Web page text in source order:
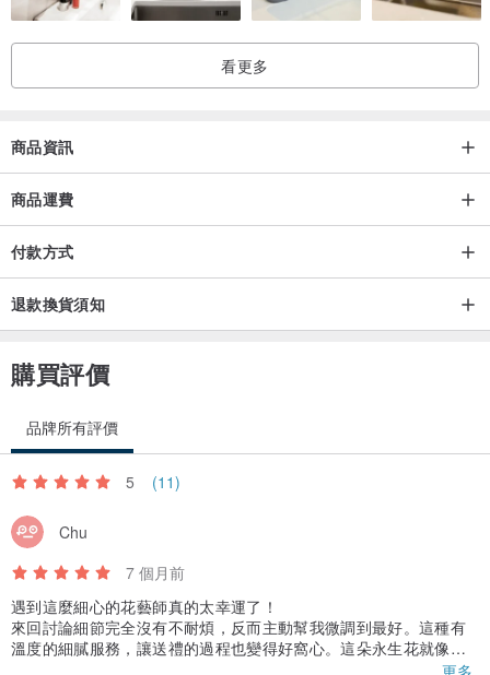
為正常現象。
◎ 長時間放置有灰塵時，請使用吹塵球吹拂或棉花棒清理。
◎ 永生花葉遇環境溼度高可能稀出有色甘油，導致染色情形，建議連
並置於陽光下乾燥或吹風機小風吹乾。
購買須知
◎ 乾燥永生花源於自然花草處理而成，每朵花葉的色調姿態不盡相
同之作品，亦沒有完全無暇的花，若會介意者須審慎下單。
得，設計師將根據實際情況進行適當的花材調整與替換。
同，團隊盡力呈現最接近的效果，但最終請以實物顏色為準。
◎ 客制化無法退款。
規範之保固範圍內。
看更多
商品資訊
商品運費
付款方式
退款換貨須知
購買評價
品牌所有評價
5 (11)
Chu
7 個月前
遇到這麼細心的花藝師真的太幸運了！
來回討論細節完全沒有不耐煩，反而主動幫我微調到最好。這種有
溫度的細膩服務，讓送禮的過程也變得好窩心。這朵永生花就像我